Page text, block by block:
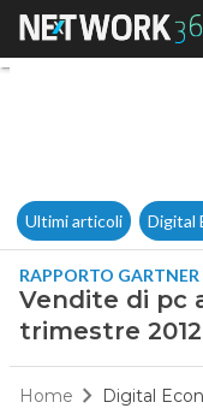
Ultimi articoli Digital
RAPPORTO GARTNER
Vendite di pc
trimestre 2012
Home Digital